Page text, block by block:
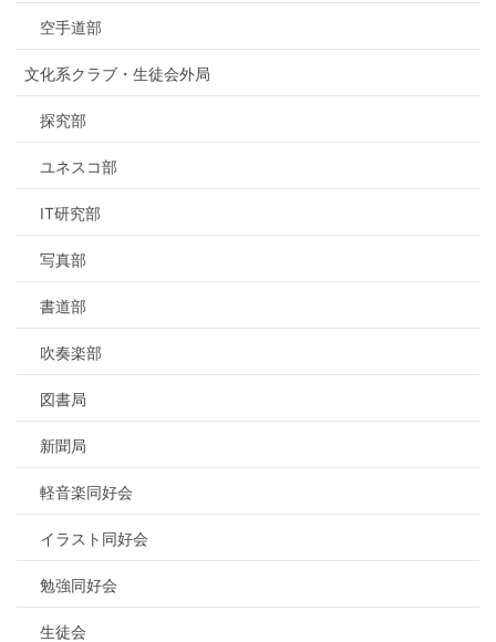
空手道部
文化系クラブ・生徒会外局
探究部
ユネスコ部
IT研究部
写真部
書道部
吹奏楽部
図書局
新聞局
軽音楽同好会
イラスト同好会
勉強同好会
生徒会